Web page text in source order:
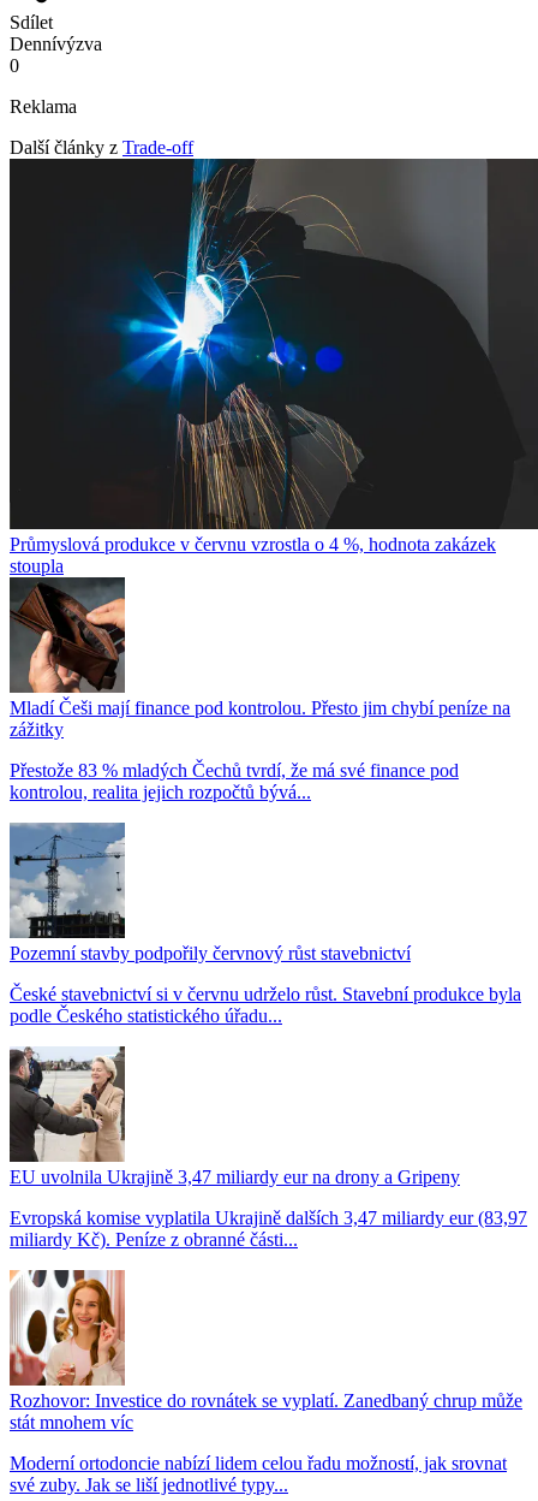
Sdílet
Dennívýzva
0
Reklama
Další články z Trade-off
Průmyslová produkce v červnu vzrostla o 4 %, hodnota zakázek
stoupla
Mladí Češi mají finance pod kontrolou. Přesto jim chybí peníze na
zážitky
Přestože 83 % mladých Čechů tvrdí, že má své finance pod
kontrolou, realita jejich rozpočtů bývá...
Pozemní stavby podpořily červnový růst stavebnictví
České stavebnictví si v červnu udrželo růst. Stavební produkce byla
podle Českého statistického úřadu...
EU uvolnila Ukrajině 3,47 miliardy eur na drony a Gripeny
Evropská komise vyplatila Ukrajině dalších 3,47 miliardy eur (83,97
miliardy Kč). Peníze z obranné části...
Rozhovor: Investice do rovnátek se vyplatí. Zanedbaný chrup může
stát mnohem víc
Moderní ortodoncie nabízí lidem celou řadu možností, jak srovnat
své zuby. Jak se liší jednotlivé typy...